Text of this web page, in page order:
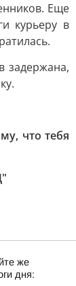
Еще
курьеру в
задержана,
что тебя
же
дня: